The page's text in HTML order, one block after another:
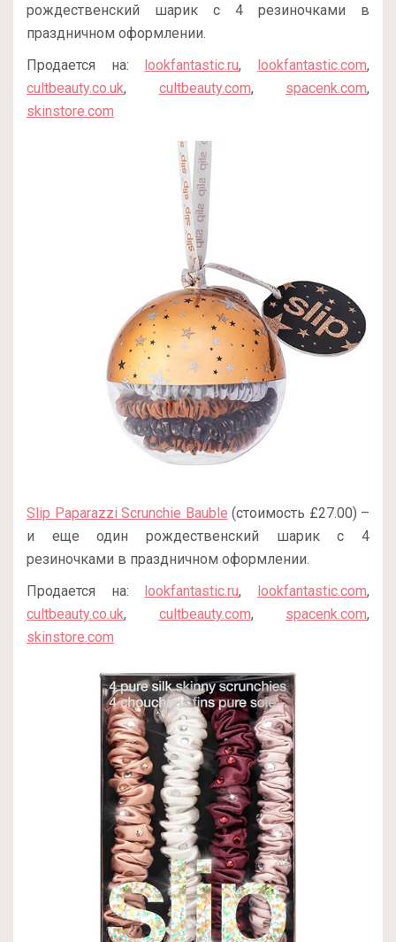
рождественский шарик с 4 резиночками в
праздничном оформлении.
Продается на: lookfantastic.ru, lookfantastic.com,
cultbeauty.co.uk, cultbeauty.com, spacenk.com,
skinstore.com
Slip Paparazzi Scrunchie Bauble (стоимость £27.00) –
и еще один рождественский шарик с 4
резиночками в праздничном оформлении.
Продается на: lookfantastic.ru, lookfantastic.com,
cultbeauty.co.uk, cultbeauty.com, spacenk.com,
skinstore.com